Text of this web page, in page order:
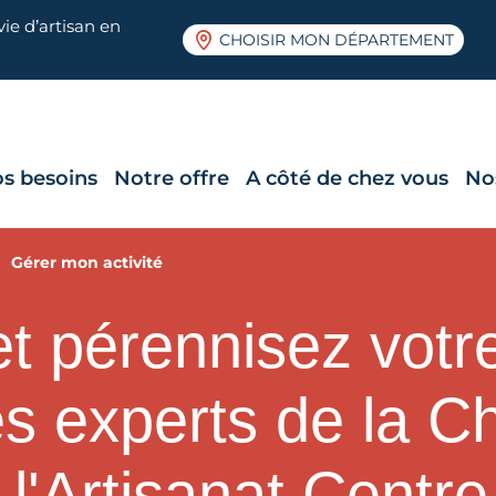
d’artisan en
CHOISIR MON DÉPARTEMENT
besoins Notre offre A côté de chez vous
Gérer mon activité
pérennisez
experts de la